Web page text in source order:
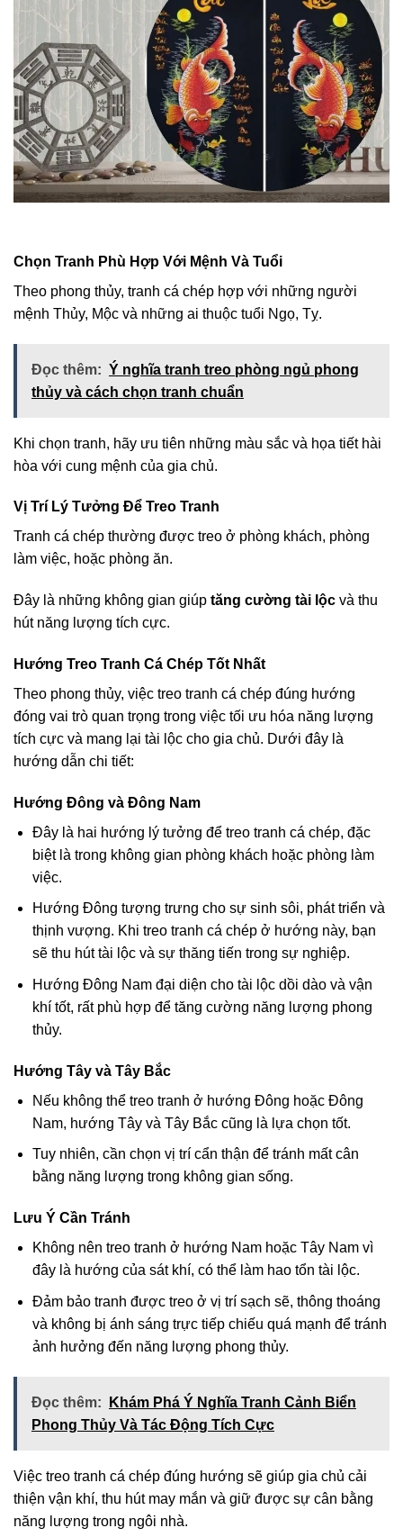
Chọn Tranh Phù Hợp Với Mệnh Và Tuổi
Theo phong thủy, tranh cá chép hợp với những người
mệnh Thủy, Mộc và những ai thuộc tuổi Ngọ, Tỵ.
Đọc thêm: Ý nghĩa tranh treo phòng ngủ phong
thủy và cách chọn tranh chuẩn
Khi chọn tranh, hãy ưu tiên những màu sắc và họa tiết hài
hòa với cung mệnh của gia chủ.
Vị Trí Lý Tưởng Để Treo Tranh
Tranh cá chép thường được treo ở phòng khách, phòng
làm việc, hoặc phòng ăn.
Đây là những không gian giúp tăng cường tài lộc và thu
hút năng lượng tích cực.
Hướng Treo Tranh Cá Chép Tốt Nhất
Theo phong thủy, việc treo tranh cá chép đúng hướng
đóng vai trò quan trọng trong việc tối ưu hóa năng lượng
tích cực và mang lại tài lộc cho gia chủ. Dưới đây là
hướng dẫn chi tiết:
Hướng Đông và Đông Nam
Đây là hai hướng lý tưởng để treo tranh cá chép, đặc
biệt là trong không gian phòng khách hoặc phòng làm
việc.
Hướng Đông tượng trưng cho sự sinh sôi, phát triển và
thịnh vượng. Khi treo tranh cá chép ở hướng này, bạn
sẽ thu hút tài lộc và sự thăng tiến trong sự nghiệp.
Hướng Đông Nam đại diện cho tài lộc dồi dào và vận
khí tốt, rất phù hợp để tăng cường năng lượng phong
thủy.
Hướng Tây và Tây Bắc
Nếu không thể treo tranh ở hướng Đông hoặc Đông
Nam, hướng Tây và Tây Bắc cũng là lựa chọn tốt.
Tuy nhiên, cần chọn vị trí cẩn thận để tránh mất cân
bằng năng lượng trong không gian sống.
Lưu Ý Cần Tránh
Không nên treo tranh ở hướng Nam hoặc Tây Nam vì
đây là hướng của sát khí, có thể làm hao tổn tài lộc.
Đảm bảo tranh được treo ở vị trí sạch sẽ, thông thoáng
và không bị ánh sáng trực tiếp chiếu quá mạnh để tránh
ảnh hưởng đến năng lượng phong thủy.
Đọc thêm:
Khám Phá Ý Nghĩa Tranh Cảnh Biển
Phong Thủy Và Tác Động Tích Cực
Việc treo tranh cá chép đúng hướng sẽ giúp gia chủ cải
thiện vận khí, thu hút may mắn và giữ được sự cân bằng
năng lượng trong ngôi nhà.